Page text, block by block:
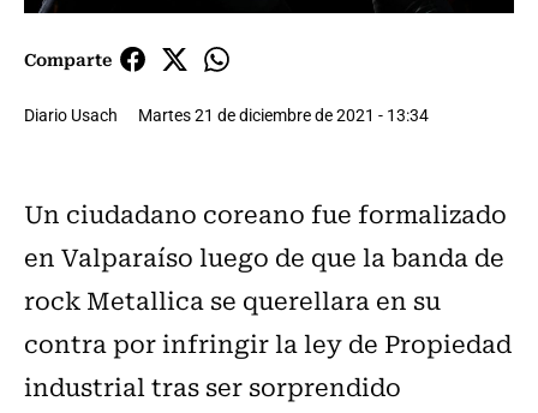
Comparte
Diario Usach Martes 21 de diciembre de 2021 - 13:34
Un ciudadano coreano fue formalizado
en Valparaíso luego de que la banda de
rock Metallica se querellara en su
contra por infringir la ley de Propiedad
industrial tras ser sorprendido